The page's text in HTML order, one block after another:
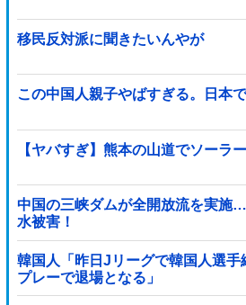
移民反対派に聞きたいんやが
この中国人親子やばすぎる。日本
【ヤバすぎ】熊本の山道でソーラ
中国の三峡ダムが全開放流を実施
水被害！
韓国人「昨日Jリーグで韓国人選手
プレーで退場となる」